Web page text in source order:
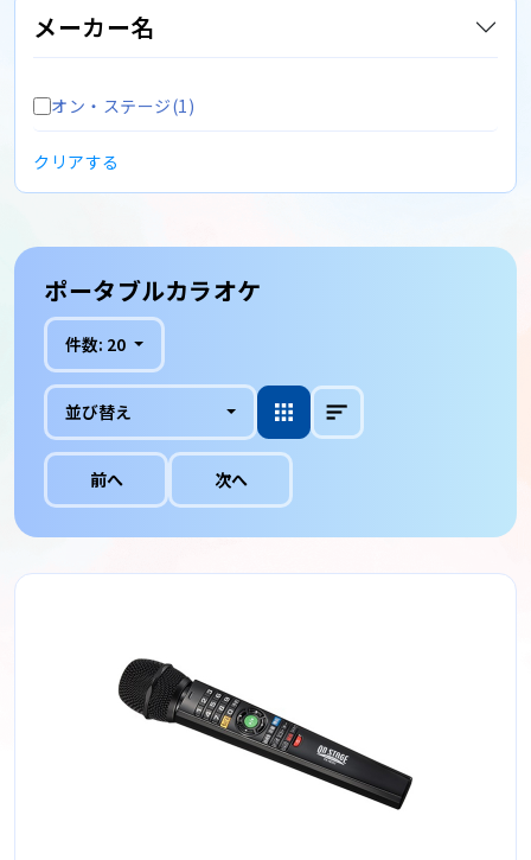
メーカー名
オン・ステージ(1)
クリアする
ポータブルカラオケ
件数: 20
並び替え
前へ 次へ